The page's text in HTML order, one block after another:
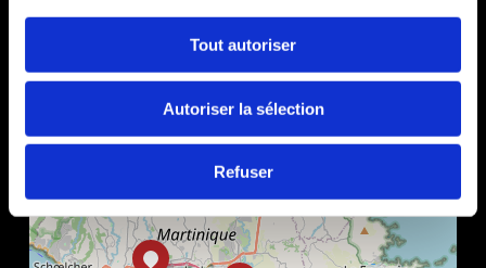
Tout autoriser
Autoriser la sélection
Refuser
+